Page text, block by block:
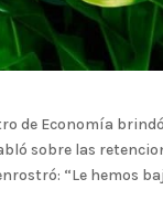
de Economía
sobre las
“Le hemos